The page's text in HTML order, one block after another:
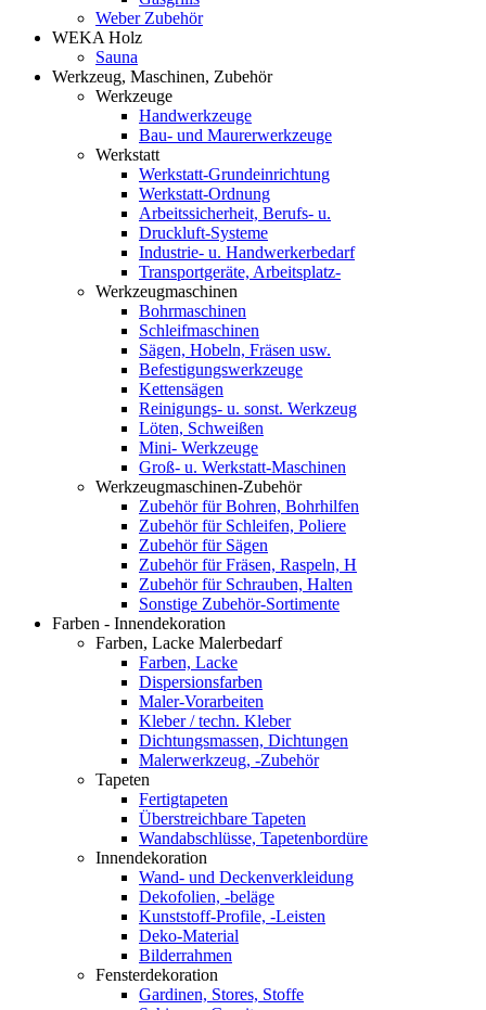
Weber Zubehör
WEKA Holz
Sauna
Werkzeug, Maschinen, Zubehör
Werkzeuge
Handwerkzeuge
Bau- und Maurerwerkzeuge
Werkstatt
Werkstatt-Grundeinrichtung
Werkstatt-Ordnung
Arbeitssicherheit, Berufs- u.
Druckluft-Systeme
Industrie- u. Handwerkerbedarf
Transportgeräte, Arbeitsplatz-
Werkzeugmaschinen
Bohrmaschinen
Schleifmaschinen
Sägen, Hobeln, Fräsen usw.
Befestigungswerkzeuge
Kettensägen
Reinigungs- u. sonst. Werkzeug
Löten, Schweißen
Mini- Werkzeuge
Groß- u. Werkstatt-Maschinen
Werkzeugmaschinen-Zubehör
Zubehör für Bohren, Bohrhilfen
Zubehör für Schleifen, Poliere
Zubehör für Sägen
Zubehör für Fräsen, Raspeln, H
Zubehör für Schrauben, Halten
Sonstige Zubehör-Sortimente
Farben - Innendekoration
Farben, Lacke Malerbedarf
Farben, Lacke
Dispersionsfarben
Maler-Vorarbeiten
Kleber / techn. Kleber
Dichtungsmassen, Dichtungen
Malerwerkzeug, -Zubehör
Tapeten
Fertigtapeten
Überstreichbare Tapeten
Wandabschlüsse, Tapetenbordüre
Innendekoration
Wand- und Deckenverkleidung
Dekofolien, -beläge
Kunststoff-Profile, -Leisten
Deko-Material
Bilderrahmen
Fensterdekoration
Gardinen, Stores, Stoffe